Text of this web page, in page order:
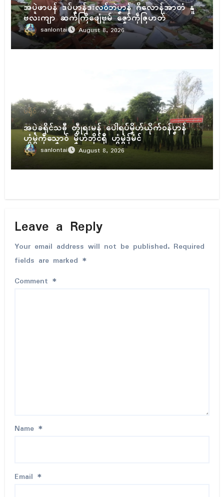
အပ္ဍဲဖာပန် ဒပ်ပၞာန်ဒးလဝ်ဘဲပၞာန် ဂိလောန်အာတံ နူ
ဗလးကျာ ဆက်ကြဳဖျေံဗုမ် ဇၞော်ကဵုဇြဟတ်
sanlontai August 8, 2026
ပရိုၚ်
အပ္ဍဲခရိုၚ်သဓီု တွဵုရးမန် ပေါဲရပ်မၞိဟ်ယိုက်ဝန်ပၞာန်
ဟွံမွဲကဵုသၞောဝ် မၞိဟ်ဘိုၚ်ရီု ဟွံမွဲဒှ်မံၚ်
sanlontai August 8, 2026
Leave a Reply
Your email address will not be published. Required
fields are marked *
Comment *
Name *
Email *